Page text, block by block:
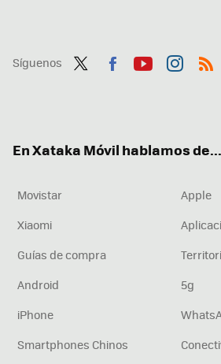
Síguenos
En Xataka Móvil hablamos de...
Movistar
Apple
Xiaomi
Guías de compra
Android
5g
iPhone
Smartphones Chinos